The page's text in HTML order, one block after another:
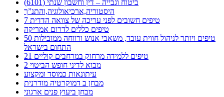
ביטוח וגבייה – דין וחשבון שנתי (6101)
היסטוריה,ארכיאולוגיה,והתנ”ך
7 טיפים חשובים לפני עריכה של צוואה הדדית
טיפים כללים לדרום אמריקה
50 טיפים ויותר לניהול חווית עובד, משאבי אנוש ורווחה ממובילות
התחום בישראל
21 טיפים ללמידה מרחוק במרחבים קוליים
מבוא לדיני חופש הביטוי 2
עיתונאות כמוסד ומקצוע
מבחן ב דמוקרטיה מודרנית
מבחן ביעוץ פנים ארגוני